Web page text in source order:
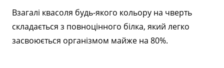
Взагалі квасоля будь-якого кольору на чверть
складається з повноцінного білка, який легко
засвоюється організмом майже на 80%.